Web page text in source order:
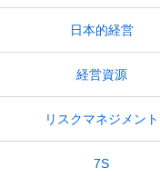
日本的経営
経営資源
リスクマネジメント
7S